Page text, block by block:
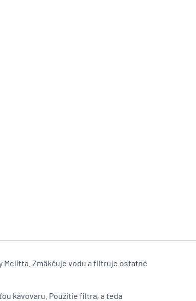
Melitta. Zmäkčuje vodu a filtruje ostatné
kávovaru. Použitie filtra, a teda